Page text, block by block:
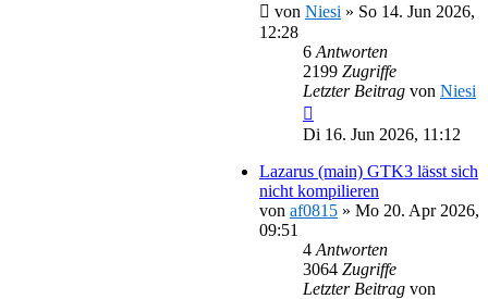
von Niesi » So 14. Jun 2026,
12:28
6 Antworten
2199 Zugriffe
Letzter Beitrag von Niesi
Di 16. Jun 2026, 11:12
Lazarus (main) GTK3 lässt sich
nicht kompilieren
von af0815 » Mo 20. Apr 2026,
09:51
4 Antworten
3064 Zugriffe
Letzter Beitrag von